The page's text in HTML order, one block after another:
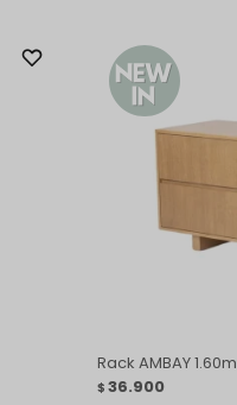
Rack AMBAY 1.60m
$ 36.900